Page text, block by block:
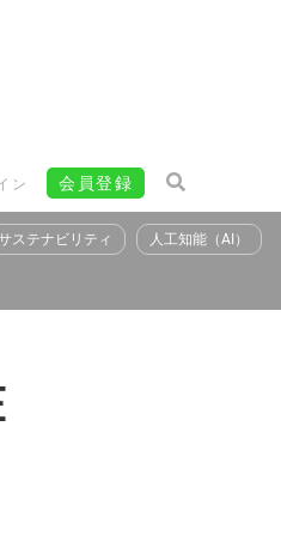
ン 会員登録
ステナビリティ 人工知能（AI）